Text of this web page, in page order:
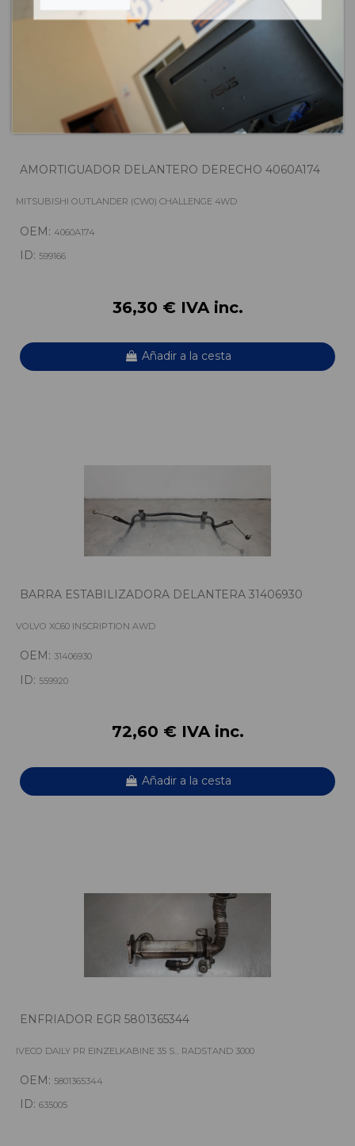
AMORTIGUADOR DELANTERO DERECHO 4060A174
MITSUBISHI OUTLANDER (CW0) CHALLENGE 4WD
OEM: 4060A174
ID: 599166
36,30 € IVA inc.
Añadir a la cesta
BARRA ESTABILIZADORA DELANTERA 31406930
VOLVO XC60 INSCRIPTION AWD
OEM: 31406930
ID: 559920
72,60 € IVA inc.
Añadir a la cesta
ENFRIADOR EGR 5801365344
IVECO DAILY PR EINZELKABINE 35 S... RADSTAND 3000
OEM: 5801365344
ID: 635005